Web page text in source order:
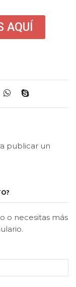
AQUÍ
publicar un
o necesitas más